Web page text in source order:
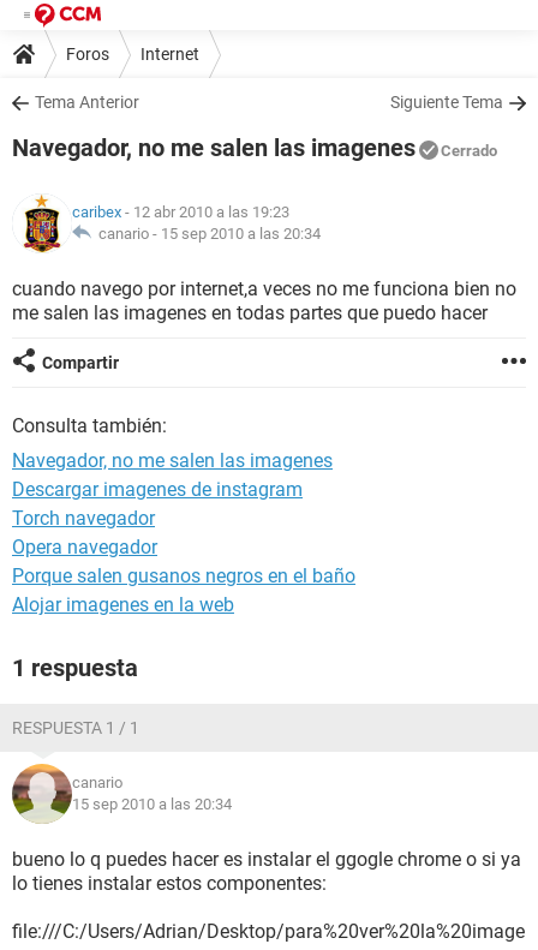
Foros Internet
Tema Anterior Siguiente Tema
Navegador, no me salen las imagenes Cerrado
caribex - 12 abr 2010 a las 19:23
canario - 15 sep 2010 a las 20:34
cuando navego por internet,a veces no me funciona bien no
me salen las imagenes en todas partes que puedo hacer
Compartir
Consulta también:
Navegador, no me salen las imagenes
Descargar imagenes de instagram
Torch navegador
Opera navegador
Porque salen gusanos negros en el baño
Alojar imagenes en la web
1 respuesta
RESPUESTA 1 / 1
canario
15 sep 2010 a las 20:34
bueno lo q puedes hacer es instalar el ggogle chrome o si ya
lo tienes instalar estos componentes:
file:///C:/Users/Adrian/Desktop/para%20ver%20la%20image